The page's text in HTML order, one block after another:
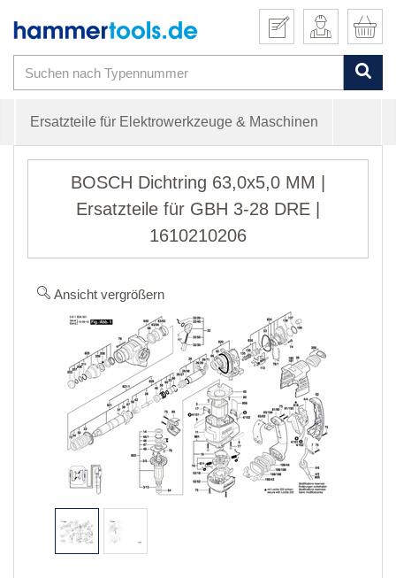
Ersatzteile für Elektrowerkzeuge & Maschinen
BOSCH Dichtring 63,0x5,0 MM |
Ersatzteile für GBH 3-28 DRE |
1610210206
Ansicht vergrößern